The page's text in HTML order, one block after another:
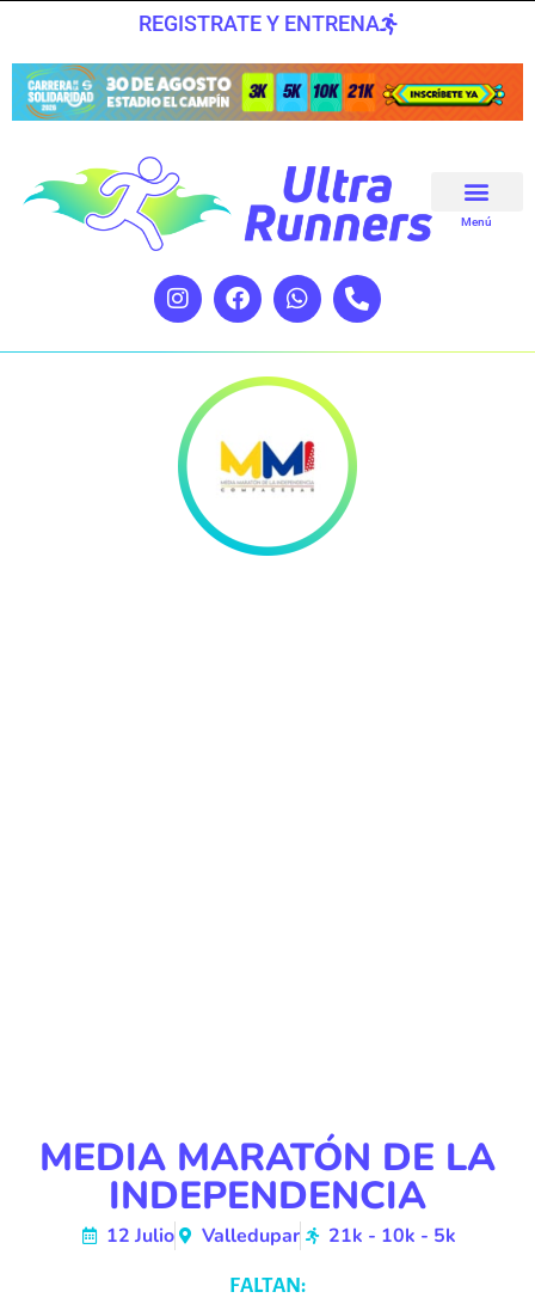
REGISTRATE Y ENTRENA
Menú
MEDIA MARATÓN DE LA
INDEPENDENCIA
12 Julio Valledupar 21k - 10k - 5k
FALTAN: